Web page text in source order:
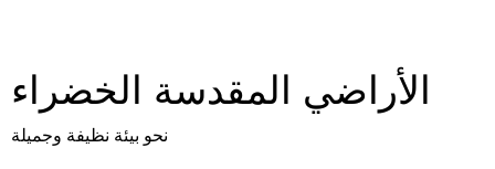
الأراضي المقدسة الخضراء
نحو بيئة نظيفة وجميلة